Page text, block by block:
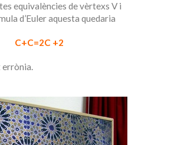
equivalències de vèrtexs V i
d’Euler aquesta quedaria
C+C=2C +2
errònia.